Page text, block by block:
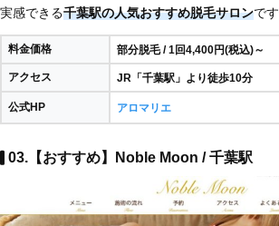
実感できる千葉駅の人気おすすめ脱毛サロンです
料金価格 部分脱毛 / 1回4,400円(税込)～
アクセス JR「千葉駅」より徒歩10分
公式HP アロマリエ
03.【おすすめ】Noble Moon / 千葉駅